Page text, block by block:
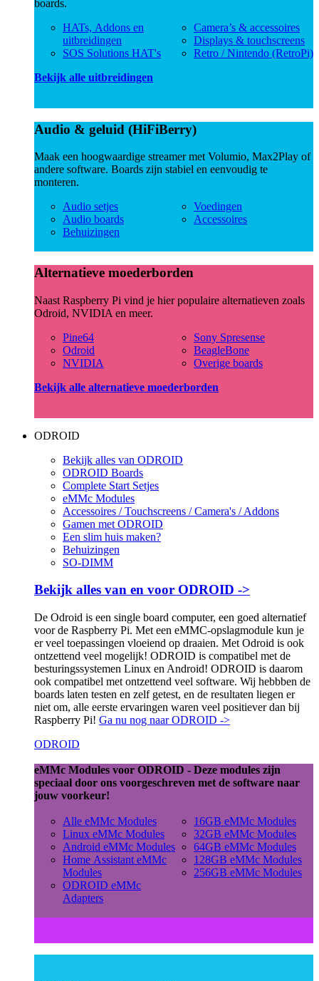
boards.
HATs, Addons en
uitbreidingen
SOS Solutions HAT's
Camera’s & accessoires
Displays & touchscreens
Retro / Nintendo (RetroPi)
Bekijk alle uitbreidingen
Audio & geluid (HiFiBerry)
Maak een hoogwaardige streamer met Volumio, Max2Play of
andere software. Boards zijn stabiel en eenvoudig te
monteren.
Audio setjes
Audio boards
Behuizingen
Voedingen
Accessoires
Alternatieve moederborden
Naast Raspberry Pi vind je hier populaire alternatieven zoals
Odroid, NVIDIA en meer.
Pine64
Odroid
NVIDIA
Sony Spresense
BeagleBone
Overige boards
Bekijk alle alternatieve moederborden
ODROID
Bekijk alles van ODROID
ODROID Boards
Complete Start Setjes
eMMc Modules
Accessoires / Touchscreens / Camera's / Addons
Gamen met ODROID
Een slim huis maken?
Behuizingen
SO-DIMM
Bekijk alles van en voor ODROID ->
De Odroid is een single board computer, een goed alternatief
voor de Raspberry Pi. Met een eMMC-opslagmodule kun je
er veel toepassingen vloeiend op draaien. Met Odroid is ook
ontzettend veel mogelijk! ODROID is compatibel met de
besturingssystemen Linux en Android! ODROID is daarom
ook compatibel met ontzettend veel software. Wij hebbben de
boards laten testen en zelf getest, en de resultaten liegen er
niet om, alle eerste ervaringen waren veel positiever dan bij
Raspberry Pi! Ga nu nog naar ODROID ->
ODROID
eMMc Modules voor ODROID - Deze modules zijn
speciaal door ons voorgeschreven met de software naar
jouw voorkeur!
Alle eMMc Modules
Linux eMMc Modules
Android eMMc Modules
Home Assistant eMMc
Modules
ODROID eMMc
Adapters
16GB eMMc Modules
32GB eMMc Modules
64GB eMMc Modules
128GB eMMc Modules
256GB eMMc Modules